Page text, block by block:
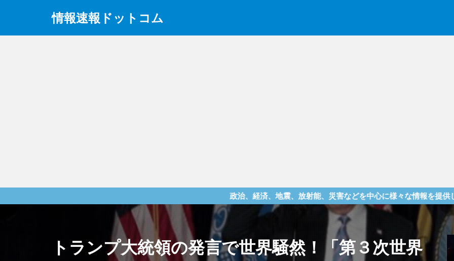
情報速報ドットコム
政治、経済、地震、放射能、災害などを中心に様々な情報を提供しているサイトで
トランプ大統領の発言で世界騒然！「第３次世界